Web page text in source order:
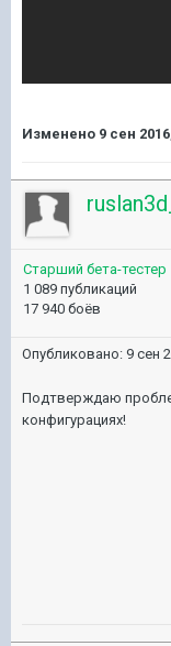
Изменено 9 сен
Старший бета-тестер
1 089 публикаций
17 940 боёв
Опубликовано: 9 сен
Подтверждаю
конфигурациях!